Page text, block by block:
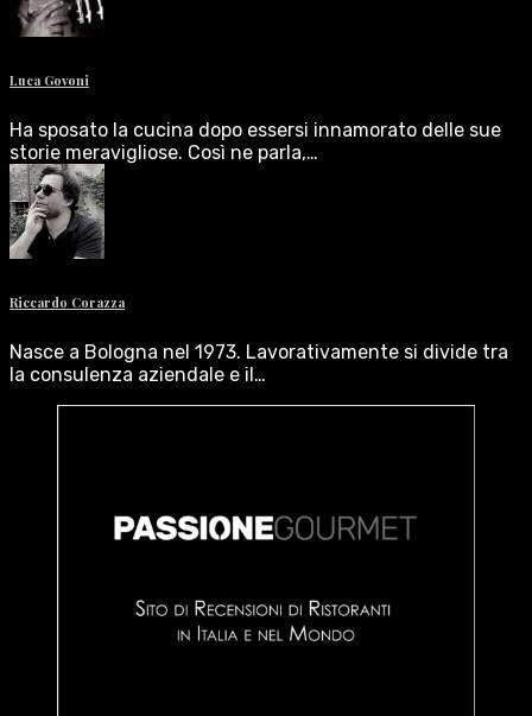
Luca Govoni
Ha sposato la cucina dopo essersi innamorato delle sue
storie meravigliose. Così ne parla,…
Riccardo Corazza
Nasce a Bologna nel 1973. Lavorativamente si divide tra
la consulenza aziendale e il…